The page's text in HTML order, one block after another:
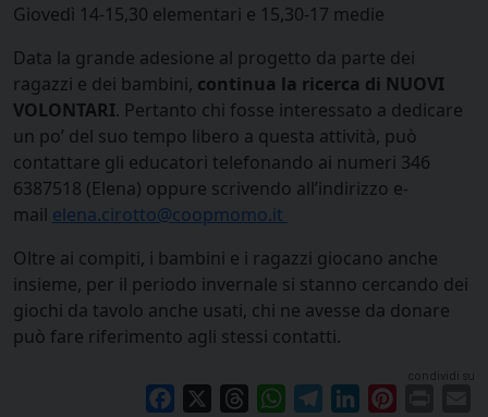
Giovedì 14-15,30 elementari e 15,30-17 medie
Data la grande adesione al progetto da parte dei
ragazzi e dei bambini, continua la ricerca di NUOVI
VOLONTARI. Pertanto chi fosse interessato a dedicare
un po’ del suo tempo libero a questa attività, può
contattare gli educatori telefonando ai numeri 346
6387518 (Elena) oppure scrivendo all’indirizzo e-
mail elena.cirotto@coopmomo.it
Oltre ai compiti, i bambini e i ragazzi giocano anche
insieme, per il periodo invernale si stanno cercando dei
giochi da tavolo anche usati, chi ne avesse da donare
può fare riferimento agli stessi contatti.
condividi su
Facebook ThreadsWhatsAppTelegramLinkedIn